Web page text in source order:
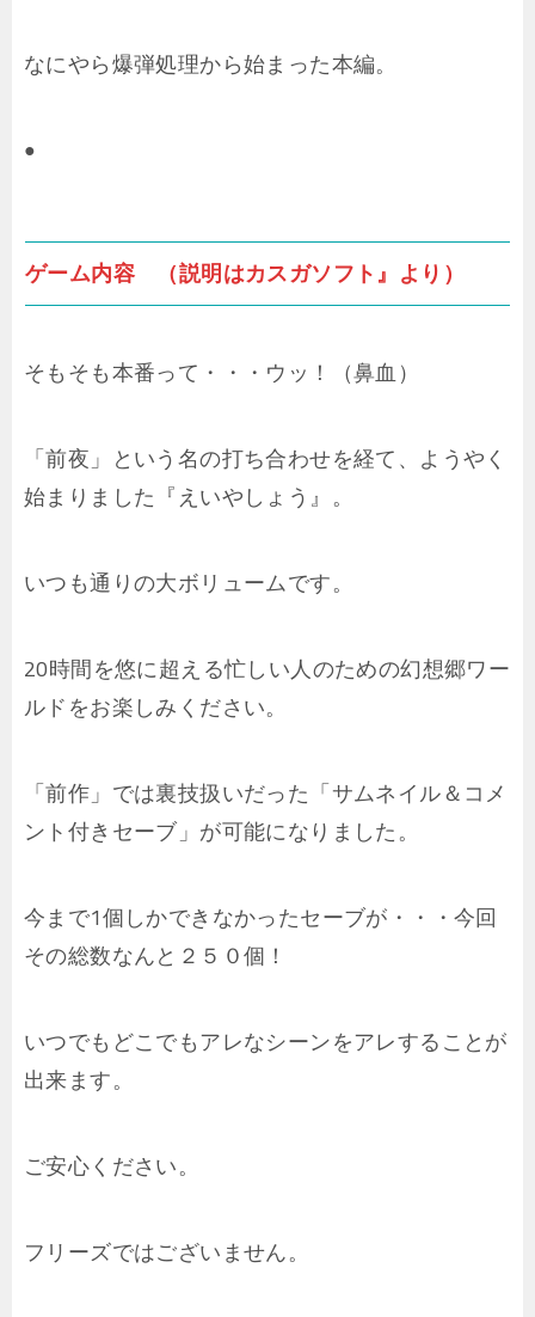
なにやら爆弾処理から始まった本編。
●
ゲーム内容 （説明はカスガソフト』より）
そもそも本番って・・・ウッ！（鼻血）
「前夜」という名の打ち合わせを経て、ようやく
始まりました『えいやしょう』。
いつも通りの大ボリュームです。
20時間を悠に超える忙しい人のための幻想郷ワー
ルドをお楽しみください。
「前作」では裏技扱いだった「サムネイル＆コメ
ント付きセーブ」が可能になりました。
今まで1個しかできなかったセーブが・・・今回
その総数なんと２５０個！
いつでもどこでもアレなシーンをアレすることが
出来ます。
ご安心ください。
フリーズではございません。